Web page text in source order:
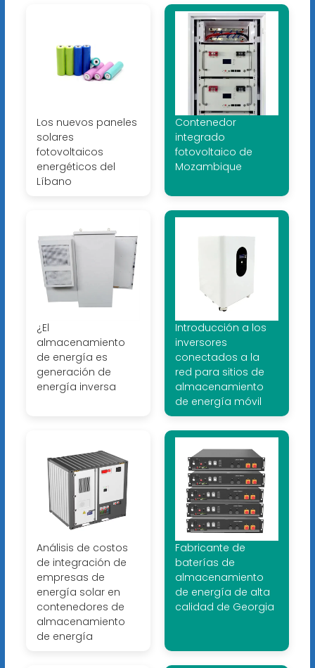
Los nuevos paneles
solares
fotovoltaicos
energéticos del
Líbano
Contenedor
integrado
fotovoltaico de
Mozambique
¿El
almacenamiento
de energía es
generación de
energía inversa
Introducción a los
inversores
conectados a la
red para sitios de
almacenamiento
de energía móvil
Análisis de costos
de integración de
empresas de
energía solar en
contenedores de
almacenamiento
de energía
Fabricante de
baterías de
almacenamiento
de energía de alta
calidad de Georgia